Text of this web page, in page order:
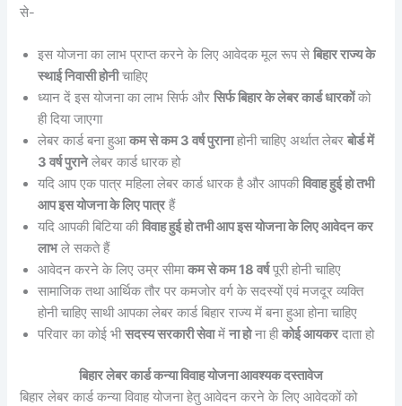
से-
इस योजना का लाभ प्राप्त करने के लिए आवेदक मूल रूप सेबिहार राज्य के
स्थाई निवासी होनीचाहिए
ध्यान दें इस योजना का लाभ सिर्फ औरसिर्फ बिहार के लेबर कार्ड धारकोंको
ही दिया जाएगा
लेबर कार्ड बना हुआकम से कम 3 वर्ष पुरानाहोनी चाहिए अर्थात लेबरबोर्ड में
3 वर्ष पुरानेलेबर कार्ड धारक हो
यदि आप एक पात्र महिला लेबर कार्ड धारक है और आपकीविवाह हुई हो तभी
आप इस योजना के लिए पात्रहैं
यदि आपकी बिटिया कीविवाह हुई हो तभी आप इस योजना के लिए आवेदन कर
लाभले सकते हैं
आवेदन करने के लिए उम्र सीमाकम से कम 18 वर्षपूरी होनी चाहिए
सामाजिक तथा आर्थिक तौर पर कमजोर वर्ग के सदस्यों एवं मजदूर व्यक्ति
होनी चाहिए साथी आपका लेबर कार्ड बिहार राज्य में बना हुआ होना चाहिए
परिवार का कोई भीसदस्य सरकारी सेवामेंना होना हीकोई आयकरदाता हो
बिहार लेबर कार्ड कन्या विवाह योजना आवश्यक दस्तावेज
बिहार लेबर कार्ड कन्या विवाह योजना हेतु आवेदन करने के लिए आवेदकों को